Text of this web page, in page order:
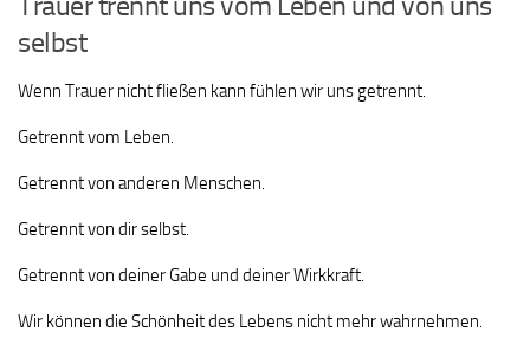
selbst
Wenn Trauer nicht fließen kann fühlen wir uns getrennt.
Getrennt vom Leben.
Getrennt von anderen Menschen.
Getrennt von dir selbst.
Getrennt von deiner Gabe und deiner Wirkkraft.
Wir können die Schönheit des Lebens nicht mehr wahrnehmen.